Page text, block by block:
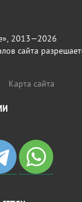
2013—2026
сайта
Карта сайта